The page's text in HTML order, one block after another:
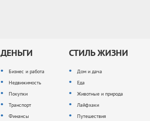
ДЕНЬГИ
Бизнес и работа
Недвижимость
Покупки
Транспорт
Финансы
СТИЛЬ ЖИЗНИ
Дом и дача
Еда
Животные и природа
Лайфхаки
Путешествия